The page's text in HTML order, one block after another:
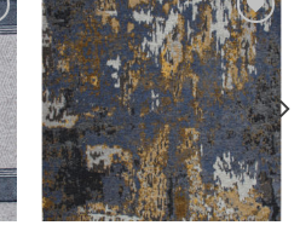
Add to
wishlist